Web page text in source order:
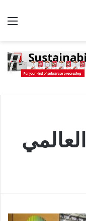
معرض FESPA العالمي